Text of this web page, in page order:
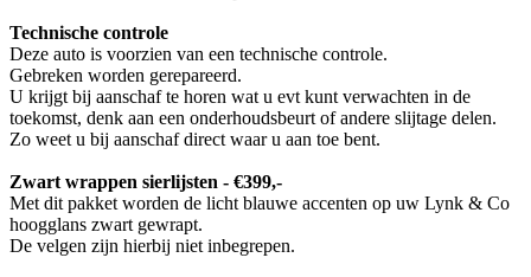
Technische controle
Deze auto is voorzien van een technische controle.
Gebreken worden gerepareerd.
U krijgt bij aanschaf te horen wat u evt kunt verwachten in de
toekomst, denk aan een onderhoudsbeurt of andere slijtage delen.
Zo weet u bij aanschaf direct waar u aan toe bent.
Zwart wrappen sierlijsten - €399,-
Met dit pakket worden de licht blauwe accenten op uw Lynk & Co
hoogglans zwart gewrapt.
De velgen zijn hierbij niet inbegrepen.